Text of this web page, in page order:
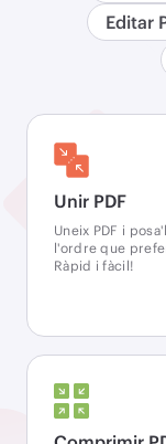
Editar
Unir PDF
Uneix PDF i
l'ordre que
Ràpid i fàcil!